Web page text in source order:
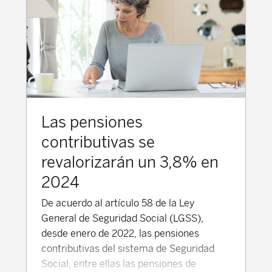
Las pensiones
contributivas se
revalorizarán un 3,8% en
2024
De acuerdo al artículo 58 de la Ley
General de Seguridad Social (LGSS),
desde enero de 2022, las pensiones
contributivas del sistema de Seguridad
Social, entre ellas las pensiones de